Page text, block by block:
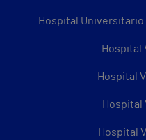
Hospital Universitario
Hospital
Hospital
Hospital
Hospital